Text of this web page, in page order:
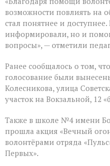
возможности повлиять на
стал понятнее и доступнее.
информировали, но и
вопросы», — отметили
Ранее сообщалось о том,
голосование были
Колесникова, улица
участок на Вокзальной, 12
Также в школе №4 имени
прошла акция «Вечный
волонтёрами отряда
Первых».